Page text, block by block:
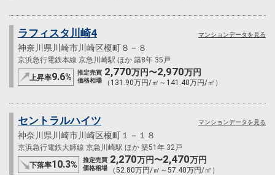
ラフィスタ川崎4
神奈川県川崎市川崎区榎町８－８
京浜急行電鉄本線 京急川崎駅 ほか 築8年 35戸
上昇率9.6%
推定売買
価格相場
2,770万円〜2,970万円
（131.90万円/㎡～141.40万円/㎡）
マンションデータを見る
セントラルハイツ
神奈川県川崎市川崎区榎町１－１８
京浜急行電鉄大師線 京急川崎駅 ほか 築51年 32戸
下落率10.3%
推定売買
価格相場
2,270万円〜2,470万円
（52.80万円/㎡～57.40万円/㎡）
マンションデータを見る